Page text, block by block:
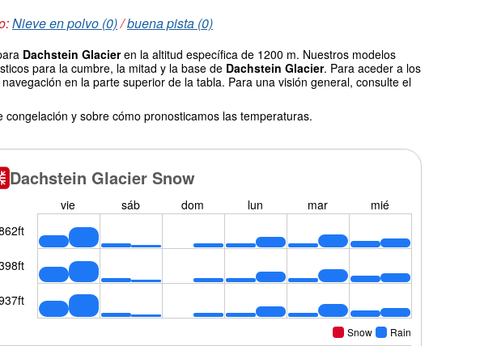
Nieve en polvo (0)/buena pista (0)
Dachstein Glacieren la altitud específica de 1200 m. Nuestros modelos
para la cumbre, la mitad y la base de Dachstein Glacier. Para aceder a los
en la parte superior de la tabla. Para una visión general, consulte el
y sobre cómo pronosticamos las temperaturas.